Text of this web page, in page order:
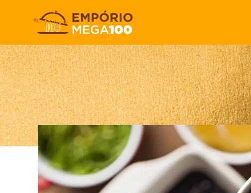
Skip to navigation
Skip to main content
Conheça a linha de
Postado por Mega